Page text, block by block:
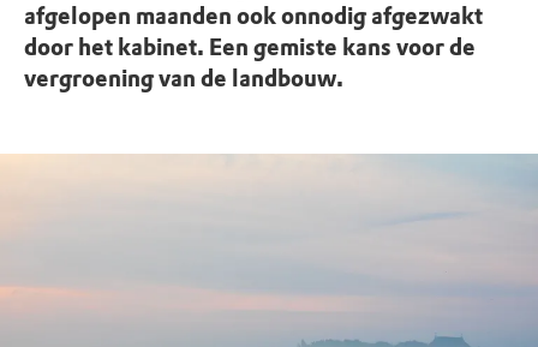
afgelopen maanden ook onnodig afgezwakt
door het kabinet. Een gemiste kans voor de
vergroening van de landbouw.